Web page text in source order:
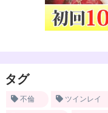
タグ
不倫 ツインレイ